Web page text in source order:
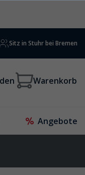
Sitz in Stuhr bei Bremen
Warenkorb
Angebote